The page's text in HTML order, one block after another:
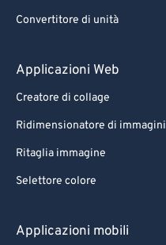
Convertitore di unità
Applicazioni Web
Creatore di collage
Ridimensionatore di immagini
Ritaglia immagine
Selettore colore
Applicazioni mobili